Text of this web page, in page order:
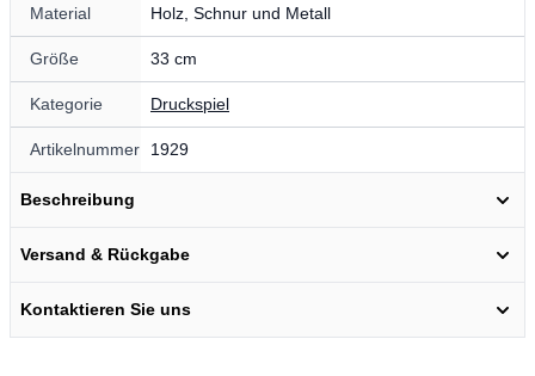
Material Holz, Schnur und Metall
Größe 33 cm
Kategorie Druckspiel
Artikelnummer 1929
Beschreibung
Versand & Rückgabe
Kontaktieren Sie uns